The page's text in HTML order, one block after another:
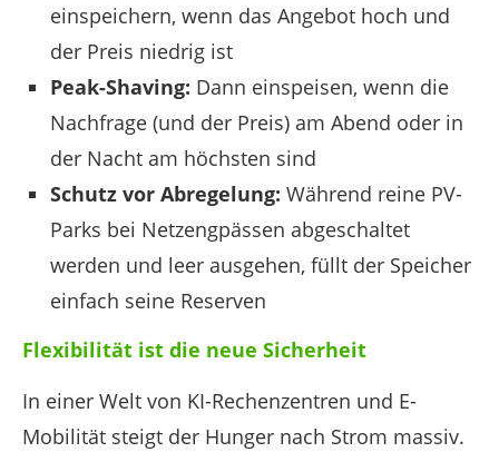
einspeichern, wenn das Angebot hoch und
der Preis niedrig ist
Peak-Shaving: Dann einspeisen, wenn die
Nachfrage (und der Preis) am Abend oder in
der Nacht am höchsten sind
Schutz vor Abregelung: Während reine PV-
Parks bei Netzengpässen abgeschaltet
werden und leer ausgehen, füllt der Speicher
einfach seine Reserven
Flexibilität ist die neue Sicherheit
In einer Welt von KI-Rechenzentren und E-
Mobilität steigt der Hunger nach Strom massiv.